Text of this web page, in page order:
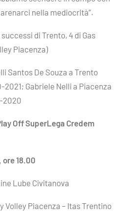
nella mediocrità”.
successi di Trento, 4 di Gas
Piacenza)
Santos De Souza a Trento
Gabriele Nelli a Piacenza
2020
Off SuperLega Credem
ore 18.00
Lube Civitanova
Volley Piacenza – Itas Trentino